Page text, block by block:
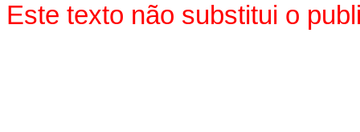
Este texto não substitui o